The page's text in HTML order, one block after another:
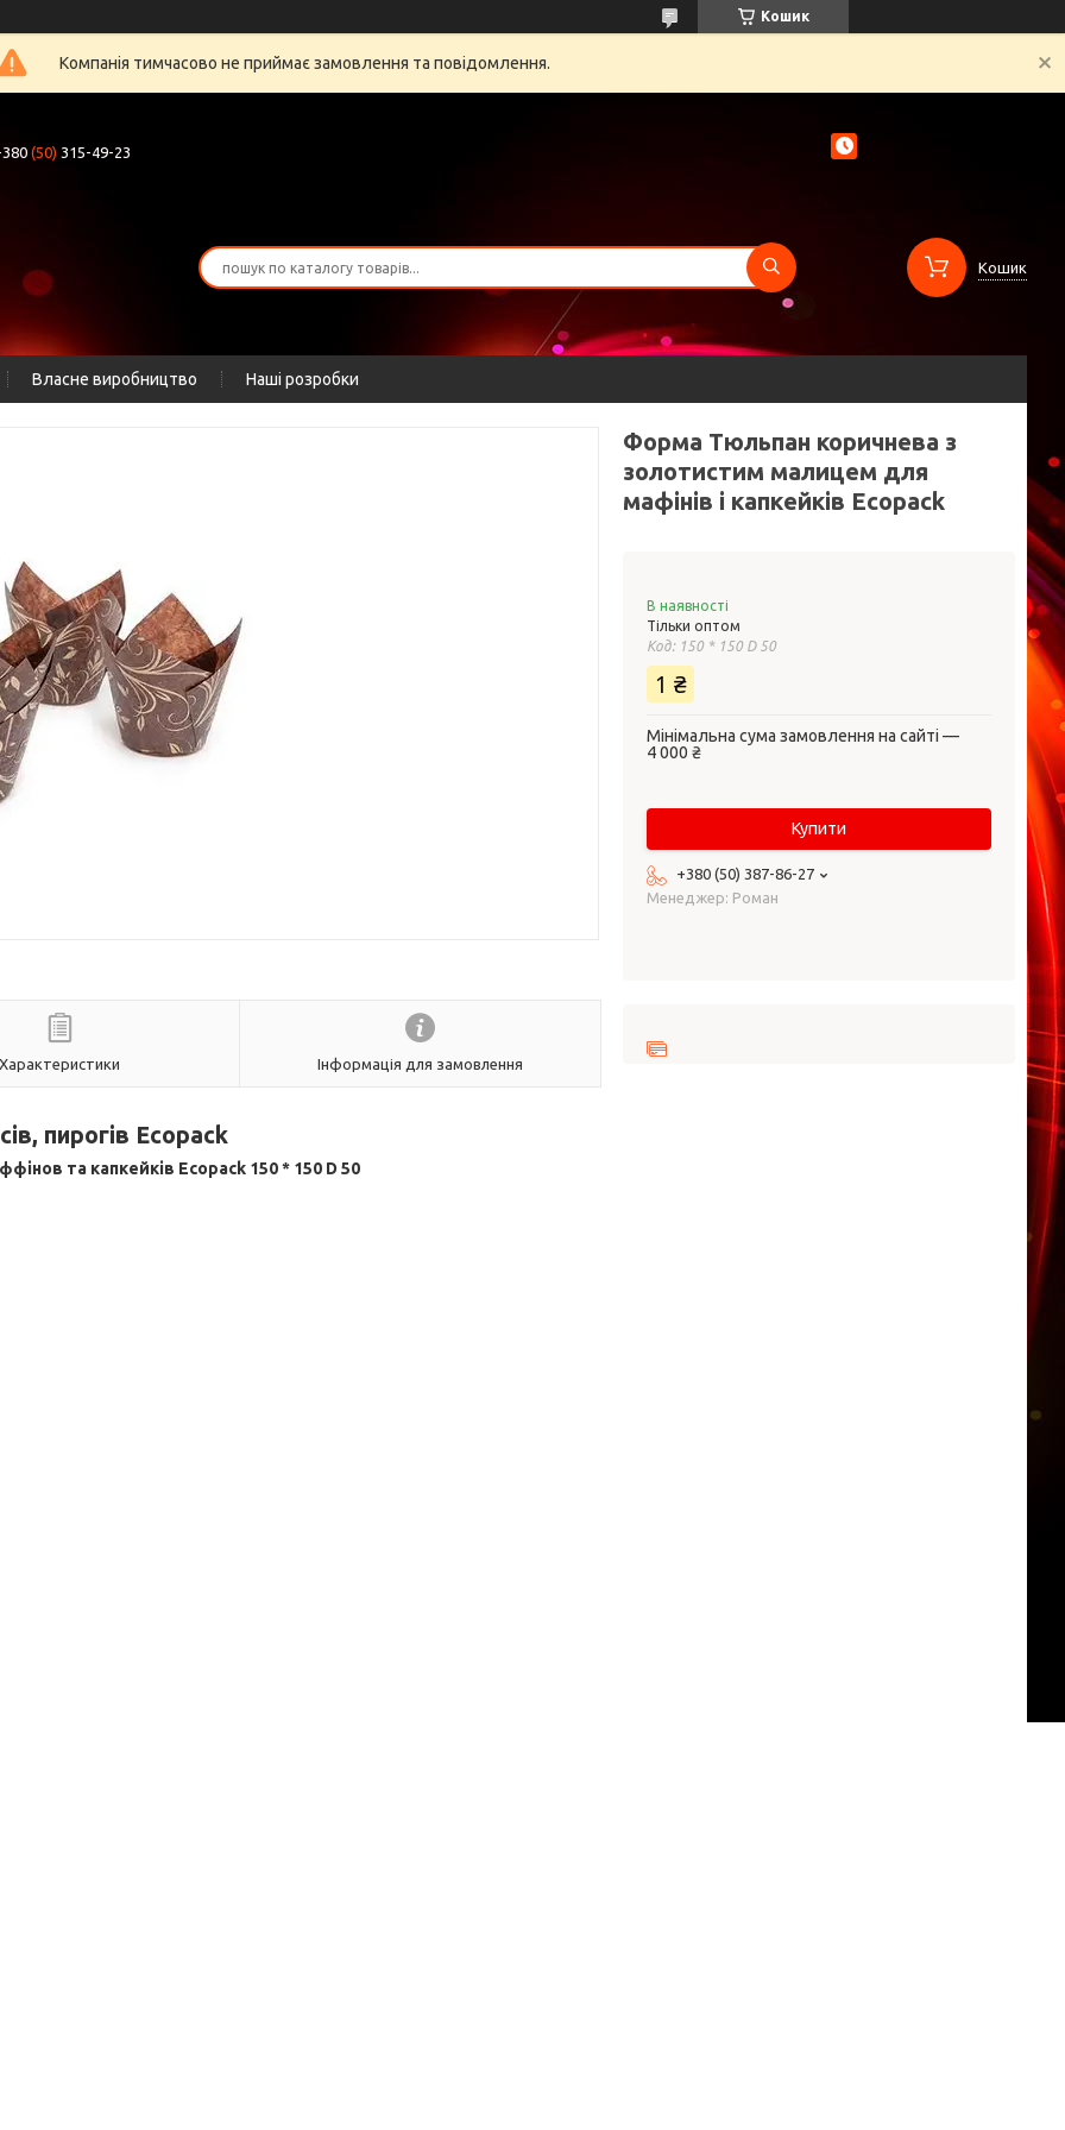
Кошик
Компанія тимчасово не приймає замовлення та повідомлення.
(50) 315-49-23
Кошик
Власне виробництво Наші розробки
Характеристики Інформація для замовлення
пирогів Ecopack
та капкейків Ecopack 150 * 150 D 50
Форма Тюльпан коричнева з
золотистим малицем для
мафінів і капкейків Ecopack
В наявності
Тільки оптом
Код: 150 * 150 D 50
1 ₴
Мінімальна сума замовлення на сайті —
4 000 ₴
Купити
+380 (50) 387-86-27
Менеджер: Роман